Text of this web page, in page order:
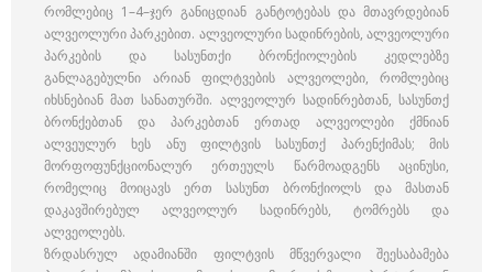
რომლებიც 1–4–ჯერ განიცდიან განტოტებას და მთავრდებიან
ალვეოლური პარკებით. ალვეოლური სადინრების, ალვეოლური
პარკების და სასუნთქი ბრონქიოლების კედლებზე
განლაგებულნი არიან ფილტვების ალვეოლები, რომლებიც
იხსნებიან მათ სანათურში. ალვეოლურ სადინრებთან, სასუნთქ
ბრონქებთან და პარკებთან ერთად ალვეოლები ქმნიან
ალვეულურ ხეს ანუ ფილტვის სასუნთქ პარენქიმას; მის
მორფოფუნქციონალურ ერთეულს წარმოადგენს აცინუსი,
რომელიც მოიცავს ერთ სასუნთ ბრონქიოლს და მასთან
დაკავშირებულ ალვეოლურ სადინრებს, ტომრებს და
ალვეოლებს.
ზრდასრულ ადამიანში ფილტვის მწვერვალი შეესაბამება